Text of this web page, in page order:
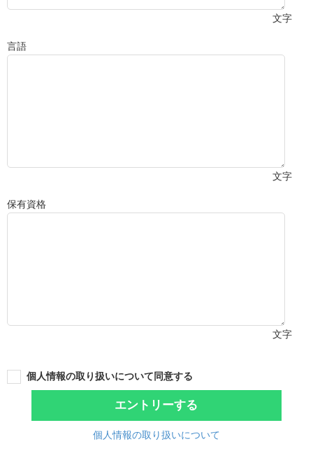
文字
言語
文字
保有資格
文字
個人情報の取り扱いについて同意する
エントリーする
個人情報の取り扱いについて